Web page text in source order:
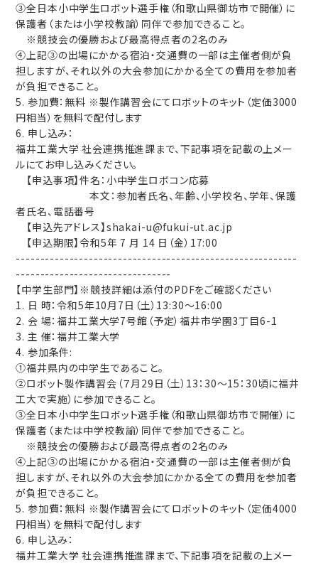
③全日本小中学生ロボット選手権（和歌山県御坊市で開催）に
保護者（または小学校教諭）同伴で参加できること。
※競技会の優勝および最高得点者の2名のみ
④上記③の出場にかかる宿泊・交通費の一部は主催者側が負
担しますが、それ以外の大会参加にかかる全ての費用を参加者
が負担できること。
5. 参加費：無料 ※製作講習会にてロボットのキット（定価3000
円相当）を無料で配付します
6. 申し込み：
福井工業大学 社会連携推進課まで、下記事項を記載の上メー
ルにてお申し込みください。
【申込事項】件名：小中学生ロボコン応募
本文：参加者氏名、年齢、小学校名、学年、保護
者氏名、電話番号
【申込先アドレス】shakai-u@fukui-ut.ac.jp
【申込期限】令和5年 7 月 14 日（金）17:00
----------------------------------------------------------
--------------------------------
【中学生部門】※競技詳細は添付のPDFをご確認ください
1. 日 時：令和5年10月7日（土）13:30～16:00
2. 会 場：福井工業大学7号館（予定）福井市学園3丁目6-1
3. 主 催：福井⼯業⼤学
4. 参加条件:
①福井県内の中学生であること。
②ロボット製作講習会（７月29日（土）13：30～15：30頃に福井
工大で実施）に参加できること。
③全日本小中学生ロボット選手権（和歌山県御坊市で開催）に
保護者（または中学校教諭）同伴で参加できること。
※競技会の優勝および最高得点者の2名のみ
④上記③の出場にかかる宿泊・交通費の一部は主催者側が負
担しますが、それ以外の大会参加にかかる全ての費用を参加者
が負担できること。
5. 参加費：無料 ※製作講習会にてロボットのキット（定価4000
円相当）を無料で配付します
6. 申し込み：
福井工業大学 社会連携推進課まで、下記事項を記載の上メー